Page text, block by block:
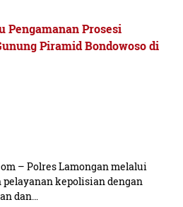
Pengamanan Prosesi
Piramid Bondowoso di
– Polres Lamongan melalui
kepolisian dengan
dan…